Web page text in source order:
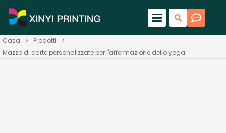
Casa > Prodotti
>
Mazzo di carte personalizzate per l'affermazione dello yoga